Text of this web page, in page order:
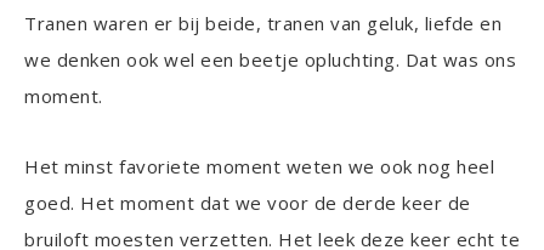
Tranen waren er bij beide, tranen van geluk, liefde en
we denken ook wel een beetje opluchting. Dat was ons
moment.
Het minst favoriete moment weten we ook nog heel
goed. Het moment dat we voor de derde keer de
bruiloft moesten verzetten. Het leek deze keer echt te